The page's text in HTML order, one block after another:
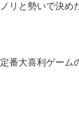
ノリと勢いで決め
定番大喜利ゲーム